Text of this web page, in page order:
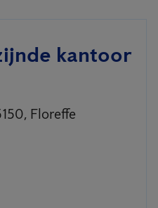
kantoor
Floreffe